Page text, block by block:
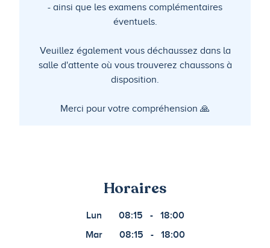
- ainsi que les examens complémentaires
éventuels.
Veuillez également vous déchaussez dans la
salle d'attente où vous trouverez chaussons à
disposition.
Merci pour votre compréhension 🙏
Horaires
Lun 08:15 -
18:00
Mar
08:15 -
18:00